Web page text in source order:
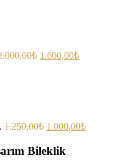
₺ 1.600,00₺
1.250,00₺ 1.000,00₺
Bileklik